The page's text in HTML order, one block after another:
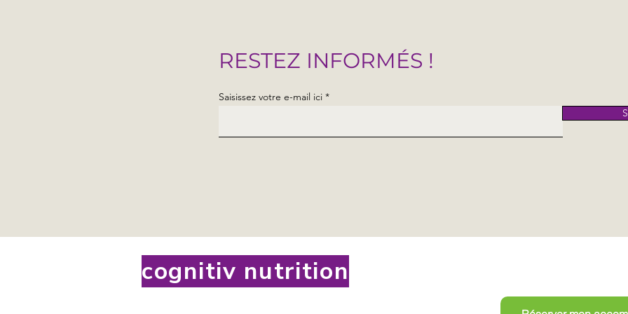
RESTEZ INFORMÉS !
Saisissez votre e-mail ici
cognitiv nutrition